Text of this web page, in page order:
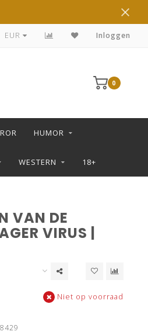
- ELKE 2 WEKEN
EUR Inloggen
0
HUMOR
WESTERN 18+
VAN DE
VIRUS |
Niet op voorraad